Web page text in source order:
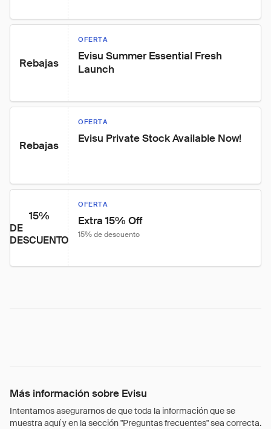
Rebajas
OFERTA
Evisu Summer Essential Fresh
Launch
Rebajas
OFERTA
Evisu Private Stock Available Now!
15%
DE
DESCUENTO
OFERTA
Extra 15% Off
15% de descuento
Más información sobre Evisu
Intentamos asegurarnos de que toda la información que se
muestra aquí y en la sección "Preguntas frecuentes" sea correcta.